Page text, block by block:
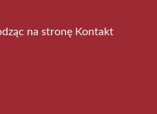
na stronę Kontakt